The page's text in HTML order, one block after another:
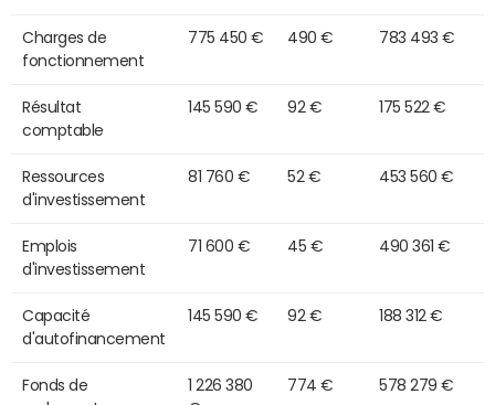
Charges de
fonctionnement
775 450 € 490 € 783 493 €
Résultat
comptable
145 590 € 92 € 175 522 €
Ressources
d'investissement
81 760 € 52 € 453 560 €
Emplois
d'investissement
71 600 € 45 € 490 361 €
Capacité
d'autofinancement
145 590 € 92 € 188 312 €
Fonds de
1 226 380
774 € 578 279 €